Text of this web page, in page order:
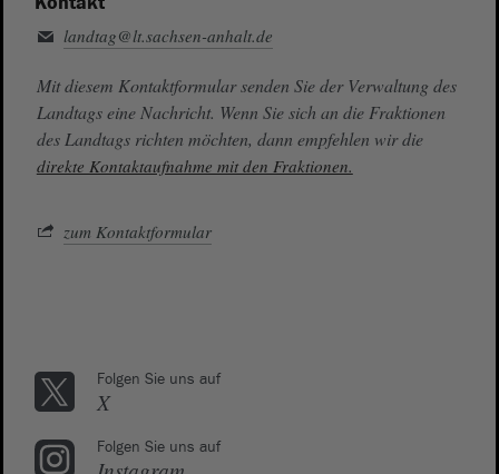
landtag@lt.sachsen-anhalt.de
Mit diesem Kontaktformular senden Sie der Verwaltung des
Landtags eine Nachricht. Wenn Sie sich an die Fraktionen
des Landtags richten möchten, dann empfehlen wir die
direkte Kontaktaufnahme mit den Fraktionen.
zum Kontaktformular
Folgen Sie uns auf
X
Folgen Sie uns auf